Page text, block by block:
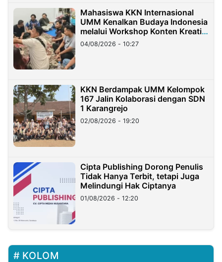
Mahasiswa KKN Internasional
UMM Kenalkan Budaya Indonesia
melalui Workshop Konten Kreatif
di Taiwan
04/08/2026 - 10:27
KKN Berdampak UMM Kelompok
167 Jalin Kolaborasi dengan SDN
1 Karangrejo
02/08/2026 - 19:20
Cipta Publishing Dorong Penulis
Tidak Hanya Terbit, tetapi Juga
Melindungi Hak Ciptanya
01/08/2026 - 12:20
KOLOM